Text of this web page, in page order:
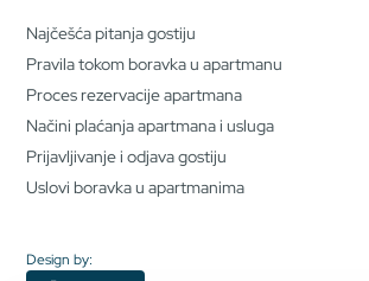
Najčešća pitanja gostiju
Pravila tokom boravka u apartmanu
Proces rezervacije apartmana
Načini plaćanja apartmana i usluga
Prijavljivanje i odjava gostiju
Uslovi boravka u apartmanima
Design by: